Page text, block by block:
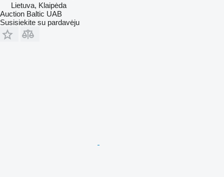
Lietuva, Klaipėda
Auction Baltic UAB
Susisiekite su pardavėju